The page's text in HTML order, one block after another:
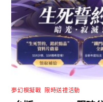
夢幻模擬戰 限時送禮活動